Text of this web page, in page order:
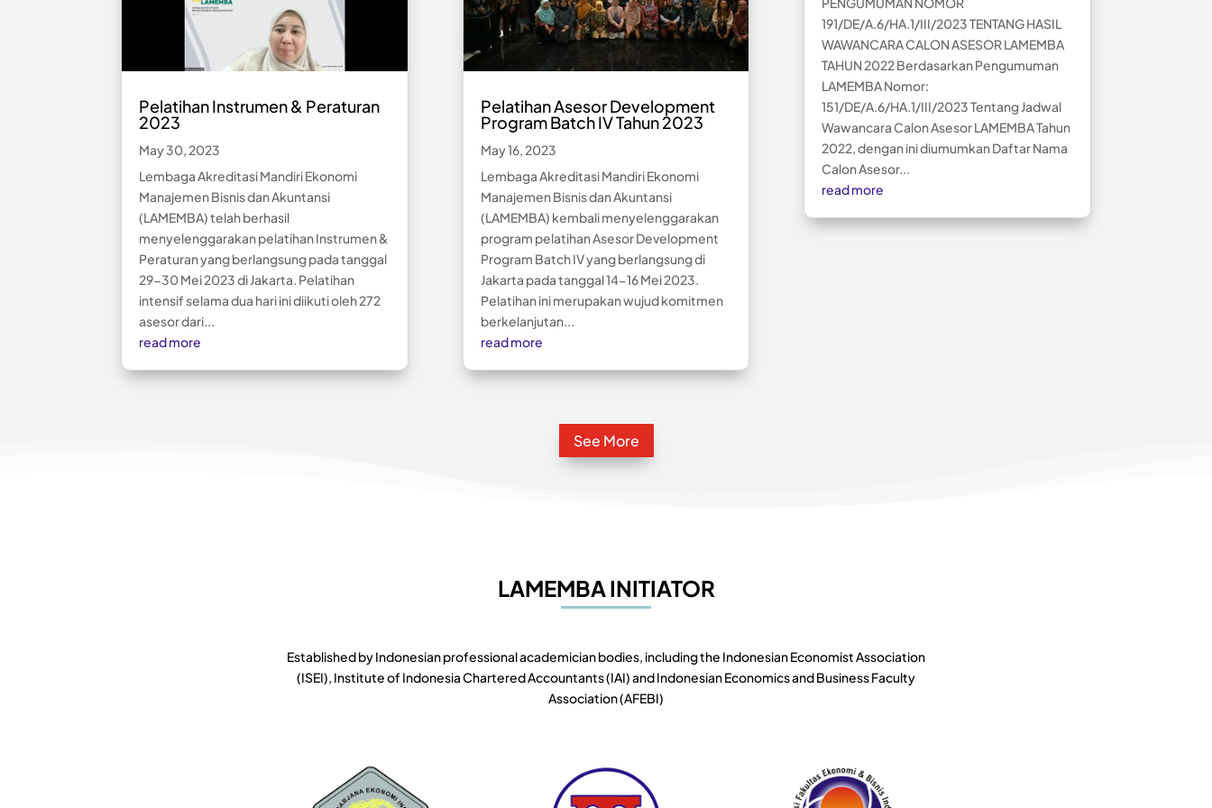
Pelatihan Instrumen & Peraturan
2023
May 30, 2023
Lembaga Akreditasi Mandiri Ekonomi
Manajemen Bisnis dan Akuntansi
(LAMEMBA) telah berhasil
menyelenggarakan pelatihan Instrumen &
Peraturan yang berlangsung pada tanggal
29-30 Mei 2023 di Jakarta. Pelatihan
intensif selama dua hari ini diikuti oleh 272
asesor dari...
read more
Pelatihan Asesor Development
Program Batch IV Tahun 2023
May 16, 2023
Lembaga Akreditasi Mandiri Ekonomi
Manajemen Bisnis dan Akuntansi
(LAMEMBA) kembali menyelenggarakan
program pelatihan Asesor Development
Program Batch IV yang berlangsung di
Jakarta pada tanggal 14-16 Mei 2023.
Pelatihan ini merupakan wujud komitmen
berkelanjutan...
read more
191/DE/A.6/HA.1/III/2023 TENTANG HASIL
WAWANCARA CALON ASESOR LAMEMBA
TAHUN 2022 Berdasarkan Pengumuman
LAMEMBA Nomor:
151/DE/A.6/HA.1/III/2023 Tentang Jadwal
Wawancara Calon Asesor LAMEMBA Tahun
2022, dengan ini diumumkan Daftar Nama
Calon Asesor...
read more
See More
LAMEMBA INITIATOR
Established by Indonesian professional academician bodies, including the Indonesian Economist Association
(ISEI), Institute of Indonesia Chartered Accountants (IAI) and Indonesian Economics and Business Faculty
Association (AFEBI)